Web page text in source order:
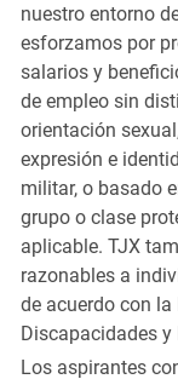
nuestro entorno
esforzamos por
salarios y
de empleo sin
orientación
expresión e
militar, o basado
grupo o clase
aplicable. TJX
razonables a
de acuerdo con
Discapacidades
Los aspirantes